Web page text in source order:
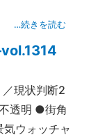
…続きを読む
／現状判断2
透明 ●街角
ウォッチャ